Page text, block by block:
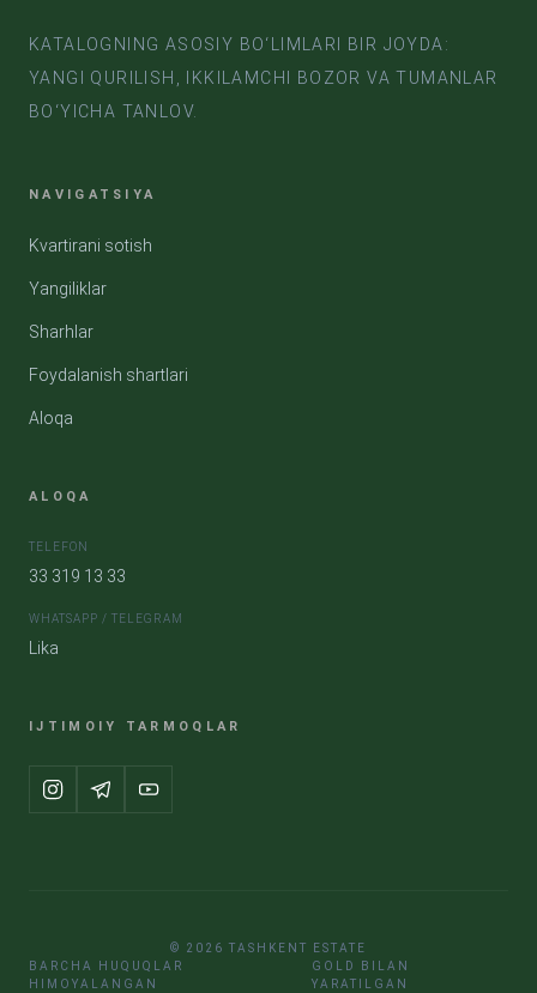
KATALOGNING ASOSIY BO‘LIMLARI BIR JOYDA:
YANGI QURILISH, IKKILAMCHI BOZOR VA TUMANLAR
BO‘YICHA TANLOV.
NAVIGATSIYA
Kvartirani sotish
Yangiliklar
Sharhlar
Foydalanish shartlari
Aloqa
ALOQA
TELEFON
33 319 13 33
WHATSAPP / TELEGRAM
Lika
IJTIMOIY TARMOQLAR
© 2026 TASHKENT ESTATE
BARCHA HUQUQLAR
HIMOYALANGAN
GOLD BILAN
YARATILGAN